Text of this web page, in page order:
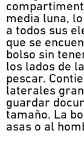
media luna,
a todos sus
que se
bolso sin
los lados de
pescar.
laterales
guardar
tamaño. La
asas o al